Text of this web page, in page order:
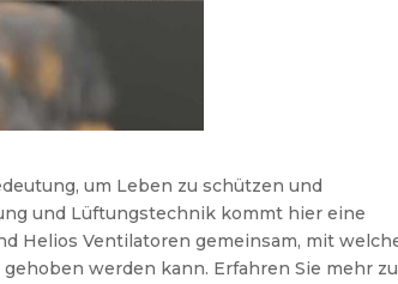
um Leben zu schützen und
und Lüftungstechnik kommt hier eine
Helios Ventilatoren gemeinsam, mit
werden kann. Erfahren Sie mehr